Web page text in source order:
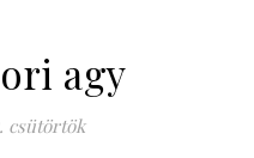
agy
csütörtök